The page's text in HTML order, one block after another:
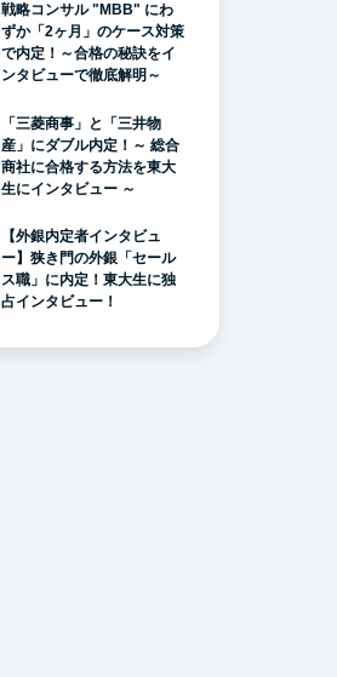
戦略コンサル "MBB" にわ
ずか「2ヶ月」のケース対策
で内定！～合格の秘訣をイ
ンタビューで徹底解明～
「三菱商事」と「三井物
産」にダブル内定！～ 総合
商社に合格する方法を東大
生にインタビュー ～
【外銀内定者インタビュ
ー】狭き門の外銀「セール
ス職」に内定！東大生に独
占インタビュー！